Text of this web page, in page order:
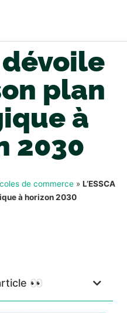
dévoile
plan
à
2030
de commerce » L’ESSCA
à horizon 2030
👀